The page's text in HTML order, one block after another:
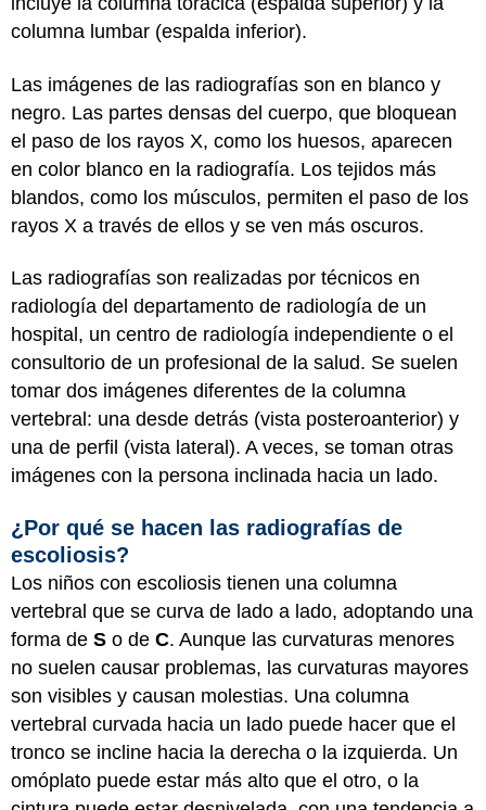
columna lumbar (espalda inferior).
Las imágenes de las radiografías son en blanco y
negro. Las partes densas del cuerpo, que bloquean
el paso de los rayos X, como los huesos, aparecen
en color blanco en la radiografía. Los tejidos más
blandos, como los músculos, permiten el paso de los
rayos X a través de ellos y se ven más oscuros.
Las radiografías son realizadas por técnicos en
radiología del departamento de radiología de un
hospital, un centro de radiología independiente o el
consultorio de un profesional de la salud. Se suelen
tomar dos imágenes diferentes de la columna
vertebral: una desde detrás (vista posteroanterior) y
una de perfil (vista lateral). A veces, se toman otras
imágenes con la persona inclinada hacia un lado.
¿Por qué se hacen las radiografías de
escoliosis?
Los niños con escoliosis tienen una columna
vertebral que se curva de lado a lado, adoptando una
forma de S o de C. Aunque las curvaturas menores
no suelen causar problemas, las curvaturas mayores
son visibles y causan molestias. Una columna
vertebral curvada hacia un lado puede hacer que el
tronco se incline hacia la derecha o la izquierda. Un
omóplato puede estar más alto que el otro, o la